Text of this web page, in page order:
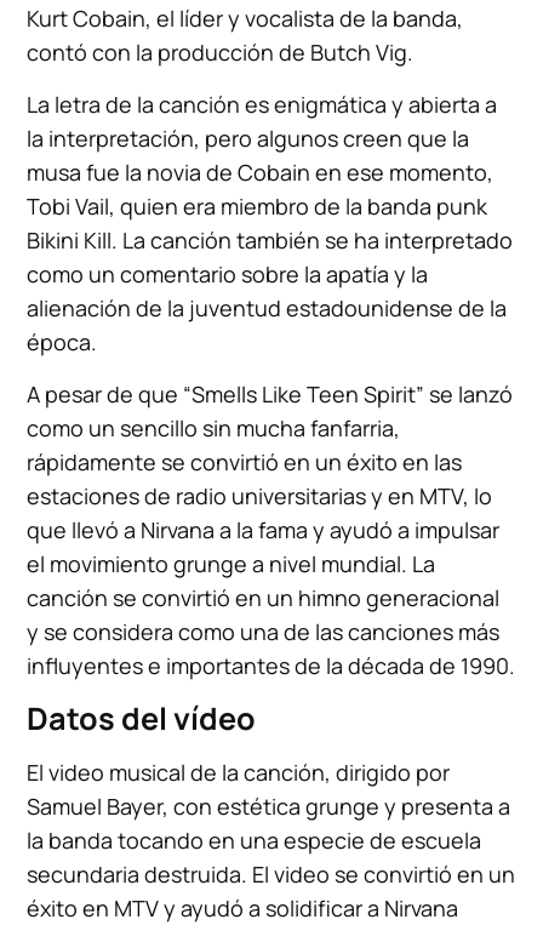
Kurt Cobain, el líder y vocalista de la banda,
contó con la producción de Butch Vig.
La letra de la canción es enigmática y abierta a
la interpretación, pero algunos creen que la
musa fue la novia de Cobain en ese momento,
Tobi Vail, quien era miembro de la banda punk
Bikini Kill. La canción también se ha interpretado
como un comentario sobre la apatía y la
alienación de la juventud estadounidense de la
época.
A pesar de que “Smells Like Teen Spirit” se lanzó
como un sencillo sin mucha fanfarria,
rápidamente se convirtió en un éxito en las
estaciones de radio universitarias y en MTV, lo
que llevó a Nirvana a la fama y ayudó a impulsar
el movimiento grunge a nivel mundial. La
canción se convirtió en un himno generacional
y se considera como una de las canciones más
influyentes e importantes de la década de 1990.
Datos del vídeo
El video musical de la canción, dirigido por
Samuel Bayer, con estética grunge y presenta a
la banda tocando en una especie de escuela
secundaria destruida. El video se convirtió en un
éxito en MTV y ayudó a solidificar a Nirvana